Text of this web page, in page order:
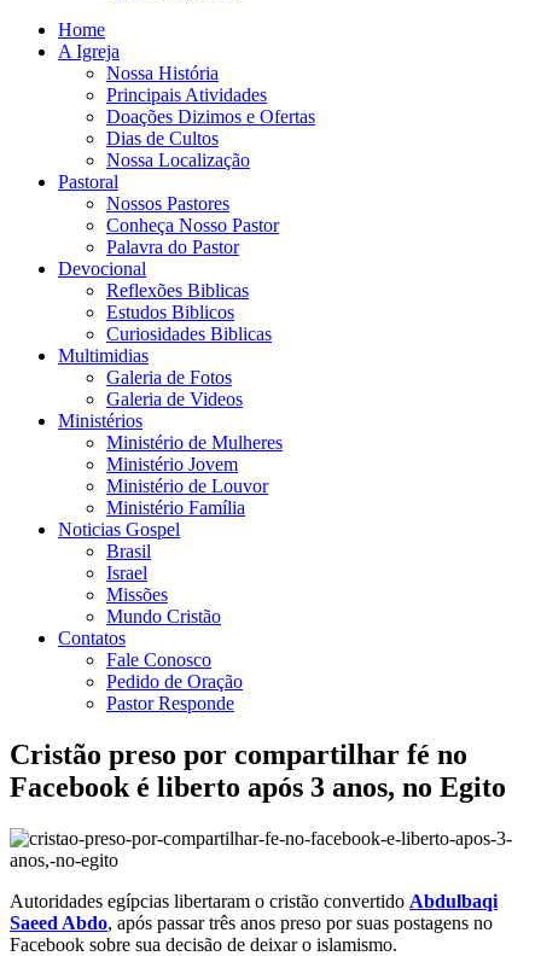
Home
A Igreja
Nossa História
Principais Atividades
Doações Dizimos e Ofertas
Dias de Cultos
Nossa Localização
Pastoral
Nossos Pastores
Conheça Nosso Pastor
Palavra do Pastor
Devocional
Reflexões Biblicas
Estudos Biblicos
Curiosidades Biblicas
Multimidias
Galeria de Fotos
Galeria de Videos
Ministérios
Ministério de Mulheres
Ministério Jovem
Ministério de Louvor
Ministério Família
Noticias Gospel
Brasil
Israel
Missões
Mundo Cristão
Contatos
Fale Conosco
Pedido de Oração
Pastor Responde
Cristão preso por compartilhar fé no
Facebook é liberto após 3 anos, no Egito
Autoridades egípcias libertaram o cristão convertido Abdulbaqi
Saeed Abdo, após passar três anos preso por suas postagens no
Facebook sobre sua decisão de deixar o islamismo.